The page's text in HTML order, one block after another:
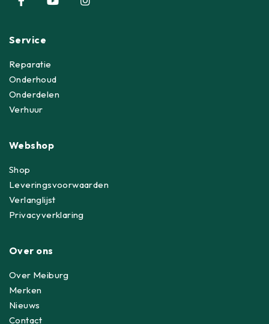
Service
Reparatie
Onderhoud
Onderdelen
Verhuur
Webshop
Shop
Leveringsvoorwaarden
Verlanglijst
Privacyverklaring
Over ons
Over Meiburg
Merken
Nieuws
Contact